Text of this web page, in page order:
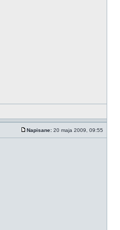
Napisane: 20 maja 2009, 09:55